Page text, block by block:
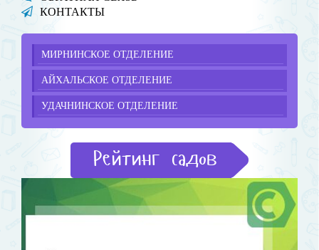
КОНТАКТЫ
МИРНИНСКОЕ ОТДЕЛЕНИЕ
АЙХАЛЬСКОЕ ОТДЕЛЕНИЕ
УДАЧНИНСКОЕ ОТДЕЛЕНИЕ
Рейтинг садов